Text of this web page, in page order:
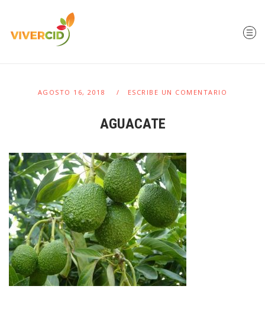
AGOSTO 16, 2018 ESCRIBE UN COMENTARIO
AGUACATE